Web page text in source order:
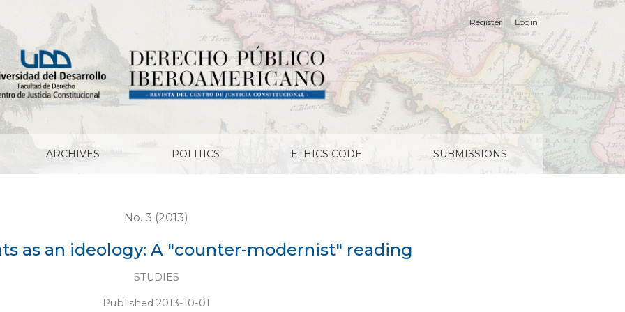
reading
ARCHIVES POLITICS ETHICS CODE SUBMISSIONS
Register Login
No. 3 (2013)
as an ideology: A "counter-modernist" reading
STUDIES
Published 2013-10-01